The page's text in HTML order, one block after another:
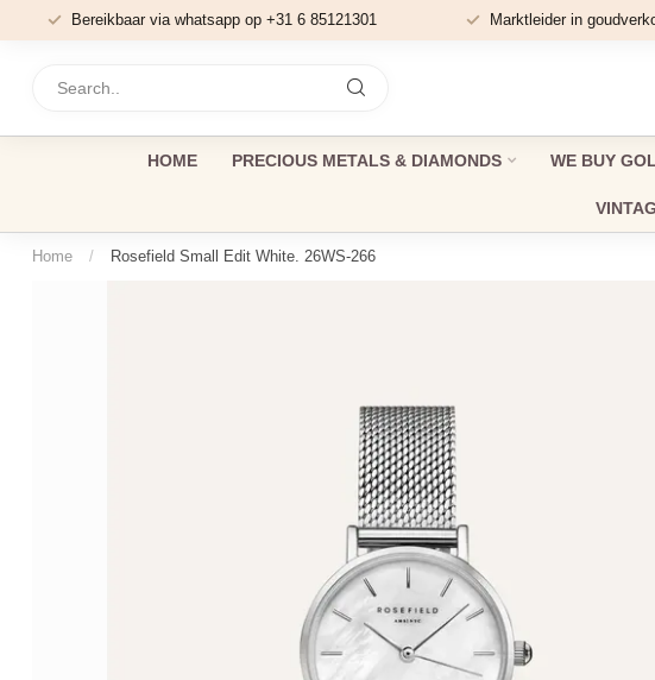
Bereikbaar via whatsapp op +31 6 85121301 Marktleider in
HOME PRECIOUS METALS & DIAMONDS WE BUY
Home / Rosefield Small Edit White. 26WS-266